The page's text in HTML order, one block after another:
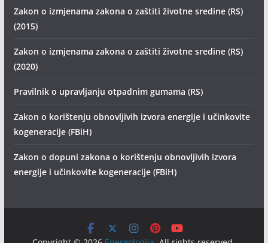
Zakon o izmjenama zakona o zaštiti životne sredine (RS)
(2015)
Zakon o izmjenama zakona o zaštiti životne sredine (RS)
(2020)
Pravilnik o upravljanju otpadnim gumama (RS)
Zakon o korištenju obnovljivih izvora energije i učinkovite
kogeneracije (FBiH)
Zakon o dopuni zakona o korištenju obnovljivih izvora
energije i učinkovite kogeneracije (FBiH)